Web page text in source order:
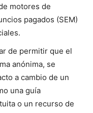
motores de
pagados (SEM)
de permitir que el
anónima, se
a cambio de un
una guía
o un recurso de